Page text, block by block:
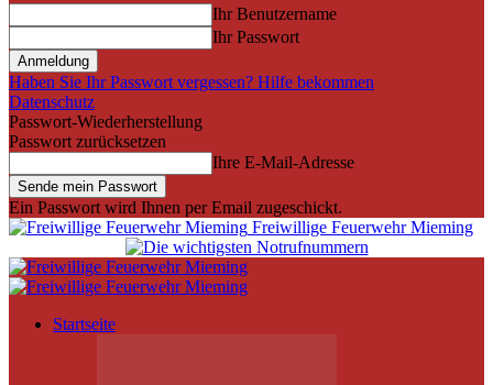
Ihr Benutzername
Ihr Passwort
Haben Sie Ihr Passwort vergessen? Hilfe bekommen
Datenschutz
Passwort-Wiederherstellung
Passwort zurücksetzen
Ihre E-Mail-Adresse
Ein Passwort wird Ihnen per Email zugeschickt.
Freiwillige Feuerwehr Mieming
Startseite